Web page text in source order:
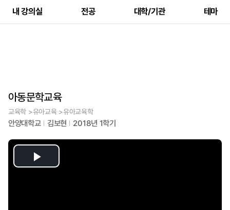
내 강의실 전공 대학/기관 테마
아동문학교육
교육학 >유아교육 >유아교육학
안양대학교 김보현 2018년 1학기
Play